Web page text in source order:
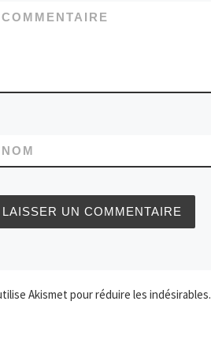
COMMENTAIRE
NOM
Akismet pour réduire les indésirables.